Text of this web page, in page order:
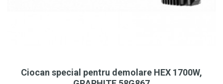
Ciocan special pentru demolare HEX 1700W,